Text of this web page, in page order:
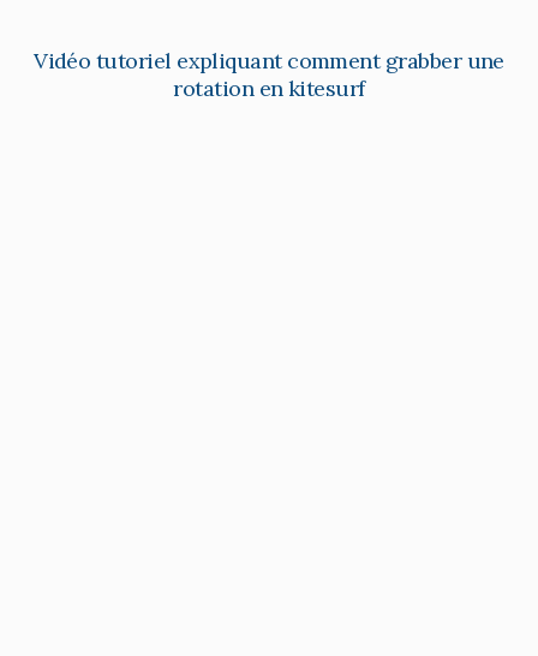
Vidéo tutoriel expliquant comment grabber une
rotation en kitesurf